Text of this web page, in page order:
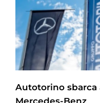
Autotorino sbarca
Mercedes-Benz